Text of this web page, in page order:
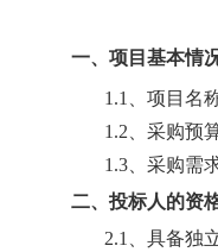
一、项目基本情
1.1
、项目名
1.2 、采购预
1.3、采购需
二、投标人的资
2.1
、具备独